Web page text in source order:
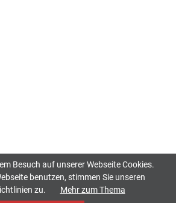
Besuch auf unserer Webseite Cookies.
benutzen, stimmen Sie unseren
zu.
Mehr zum Thema